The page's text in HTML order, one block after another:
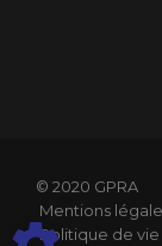
© 2020 GPRA
Mentions
Politique de